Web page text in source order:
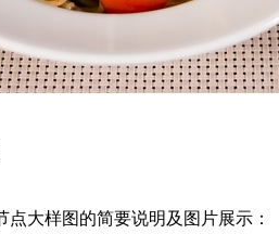
点大样图的简要说明及图片展示：